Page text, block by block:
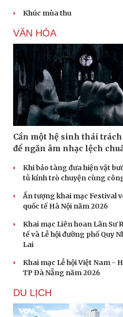
Khúc mùa thu
VĂN HÓA
Cần một hệ sinh thái
để ngăn âm nhạc lệch
Khi bảo tàng đưa hiện vật
tủ kính trò chuyện cùng
Ấn tượng khai mạc Festival
quốc tế Hà Nội năm 2026
Khai mạc Liên hoan Lân Sư
tế và Lễ hội đường phố Quy
Lai
Khai mạc Lễ hội Việt Nam -
TP Đà Nẵng năm 2026
DU LỊCH